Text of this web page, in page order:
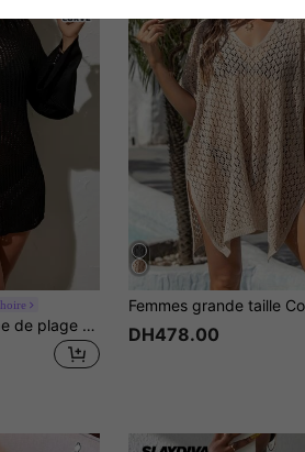
Swim Lushoire Robe de plage ajouré sans bikini DH478.00